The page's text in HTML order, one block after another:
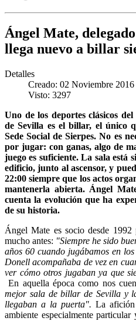
Ángel Mate,
llega nuevo a billar
Detalles
Creado: 02 Noviembre 2016
Visto: 3297
Uno de los deportes clásicos
de Sevilla es el billar, el único
Sede Social de Sierpes. No es
por jugar: con ganas, algo de
juego es suficiente. La sala está
edificio, junto al ascensor, y
22:00 siempre que los actos
mantenerla abierta. Ángel
cuenta la evolución que ha
de su historia.
Ángel Mate es socio desde
mucho antes: "Siempre he sido
años 60 cuando jugábamos en
Donell acompañaba de vez en
ver cómo otros jugaban ya que
En aquella época como nos
mejor sala de billar de Sevilla y
llegaban a la puerta". La
ambiente especialmente particular